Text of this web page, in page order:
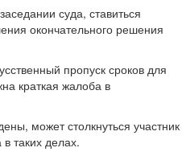
суда, ставиться
окончательного решения
пропуск сроков для
краткая жалоба в
может столкнуться участник
таких делах.